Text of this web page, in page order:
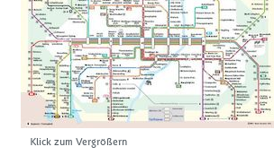
Klick zum Vergrößern